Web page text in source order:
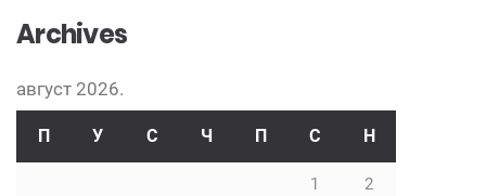
Archives
август 2026.
П У С Ч П С Н
1 2